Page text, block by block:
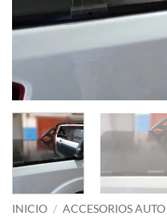
INICIO / ACCESORIOS